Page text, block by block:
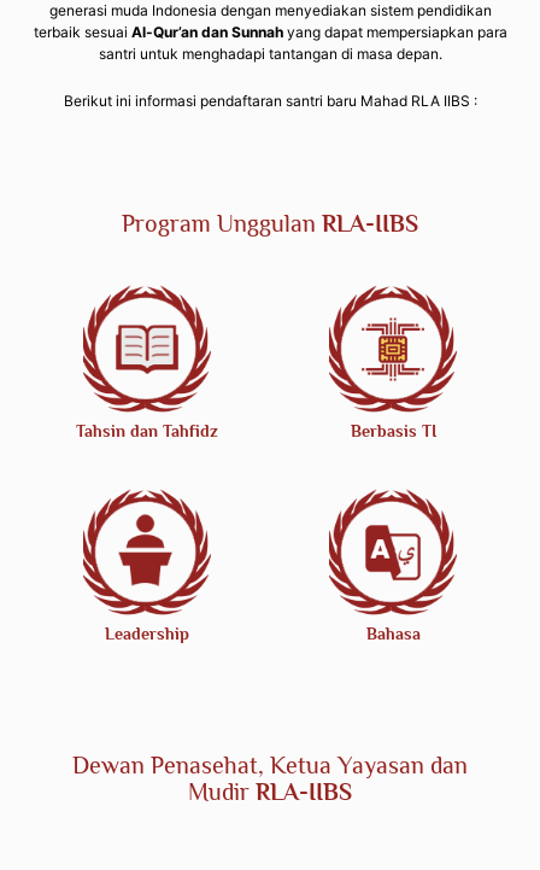
generasi muda Indonesia dengan menyediakan sistem pendidikan
terbaik sesuai Al-Qur’an dan Sunnahyang dapat mempersiapkan para
santri untuk menghadapi tantangan di masa depan.
Berikut ini informasi pendaftaran santri baru Mahad RLA IIBS :
Program Unggulan RLA-IIBS
Tahsin dan Tahfidz Berbasis TI
Leadership Bahasa
Dewan Penasehat, Ketua Yayasan dan
Mudir RLA-IIBS